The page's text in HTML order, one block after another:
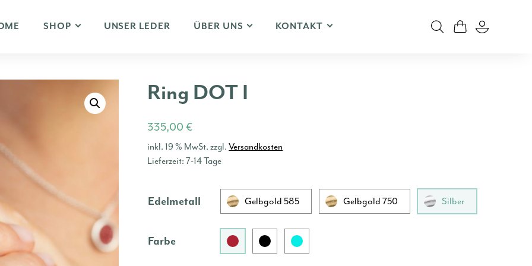
SHOP UNSER LEDER ÜBER UNS KONTAKT
Ring DOT I
335,00€
inkl. 19 % MwSt. zzgl.Versandkosten
Lieferzeit:7-14 Tage
Edelmetall Gelbgold 585 Gelbgold 750 Silber
Farbe